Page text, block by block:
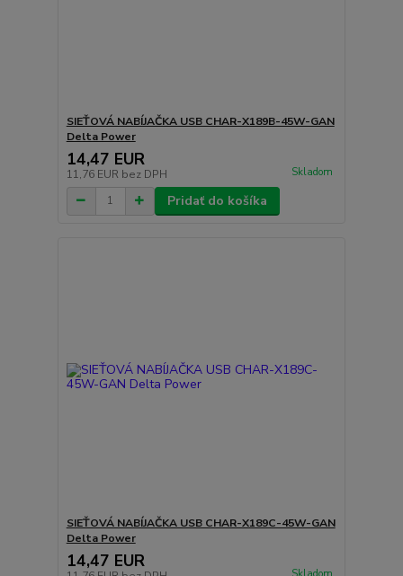
SIEŤOVÁ NABÍJAČKA USB CHAR-X189B-45W-GAN
Delta Power
14,47 EUR
11,76 EUR bez DPH Skladom
Pridať do košíka
SIEŤOVÁ NABÍJAČKA USB CHAR-X189C-45W-GAN
Delta Power
14,47 EUR